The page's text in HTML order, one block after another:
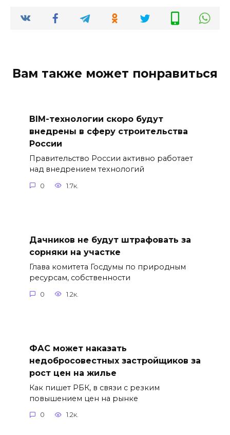
Вам также может понравиться
BIM-технологии скоро будут
внедрены в сферу строительства
России
Правительство России активно работает
над внедрением технологий
0 1.7к.
Дачников не будут штрафовать за
сорняки на участке
Глава комитета Госдумы по природным
ресурсам, собственности
0 1.2к.
ФАС может наказать
недобросовестных застройщиков за
рост цен на жилье
Как пишет РБК, в связи с резким
повышением цен на рынке
0 1.2к.